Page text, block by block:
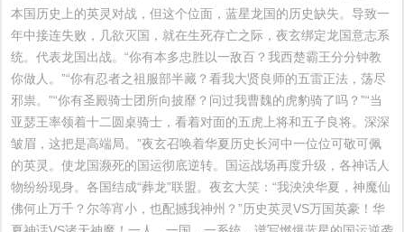
本国历史上的英灵对战，但这个位面，蓝星龙国的历史缺失。导致一
年中接连失败，几欲灭国，就在生死存亡之际，夜玄绑定龙国意志系
统。代表龙国出战。“你有本多忠胜以一敌百？我西楚霸王分分钟教
你做人。”“你有忍者之祖服部半藏？看我大贤良师的五雷正法，荡尽
邪祟。”“你有圣殿骑士团所向披靡？问过我曹魏的虎豹骑了吗？”“当
亚瑟王率领着十二圆桌骑士，看着对面的五虎上将和五子良将。深深
皱眉，这把是高端局。”夜玄召唤着华夏历史长河中一位位可敬可佩
的英灵。使龙国濒死的国运彻底逆转。国运战场再度升级，各神话人
物纷纷现身。各国结成“葬龙”联盟。夜玄大笑：“我泱泱华夏，神魔仙
佛何止万千？尔等宵小，也配撼我神州？”历史英灵VS万国英豪！华